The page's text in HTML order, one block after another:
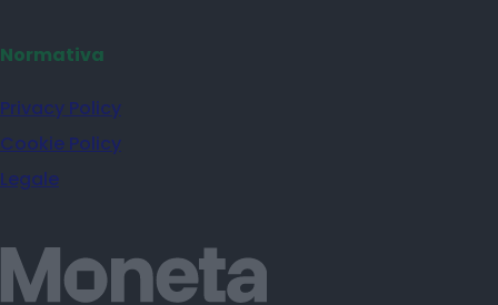
Normativa
Privacy Policy
Cookie Policy
Legale